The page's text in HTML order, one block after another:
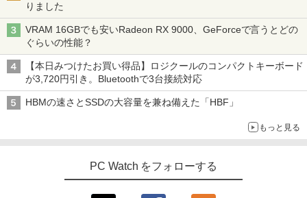
りました
VRAM 16GBでも安いRadeon RX 9000、GeForceで言うとどの
ぐらいの性能？
【本日みつけたお買い得品】ロジクールのコンパクトキーボード
が3,720円引き。Bluetoothで3台接続対応
HBMの速さとSSDの大容量を兼ね備えた「HBF」
もっと見る
PC Watch をフォローする